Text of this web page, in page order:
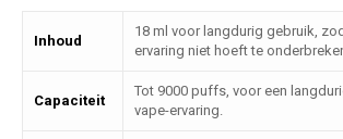
Inhoud
18 ml voor langdurig gebruik,
ervaring niet hoeft te
Capaciteit
Tot 9000 puffs, voor een
vape-ervaring.